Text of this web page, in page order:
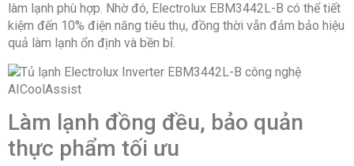
làm lạnh phù hợp. Nhờ đó, Electrolux EBM3442L-B có thể tiết
kiệm đến 10% điện năng tiêu thụ, đồng thời vẫn đảm bảo hiệu
quả làm lạnh ổn định và bền bỉ.
Làm lạnh đồng đều, bảo quản
thực phẩm tối ưu